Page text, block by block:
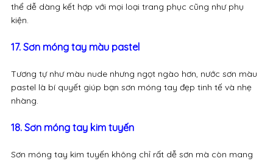
thể dễ dàng kết hợp với mọi loại trang phục cũng như phụ
kiện.
17. Sơn móng tay màu pastel
Tương tự như màu nude nhưng ngọt ngào hơn, nước sơn màu
pastel là bí quyết giúp bạn sơn móng tay đẹp tinh tế và nhẹ
nhàng.
18. Sơn móng tay kim tuyến
Sơn móng tay kim tuyến không chỉ rất dễ sơn mà còn mang